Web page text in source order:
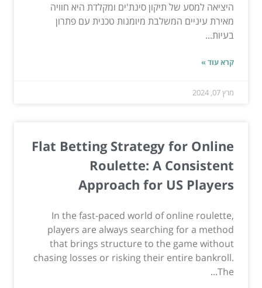
היציאה למסע של תיקון סינת'ים ומקלדת היא חוויה
מאירת עיניים המשלבת מיומנות טכנית עם פתרון
בעיות...
קרא עוד »
מרץ 07, 2024
Flat Betting Strategy for Online
Roulette: A Consistent
Approach for US Players
In the fast-paced world of online roulette,
players are always searching for a method
that brings structure to the game without
chasing losses or risking their entire bankroll.
The...